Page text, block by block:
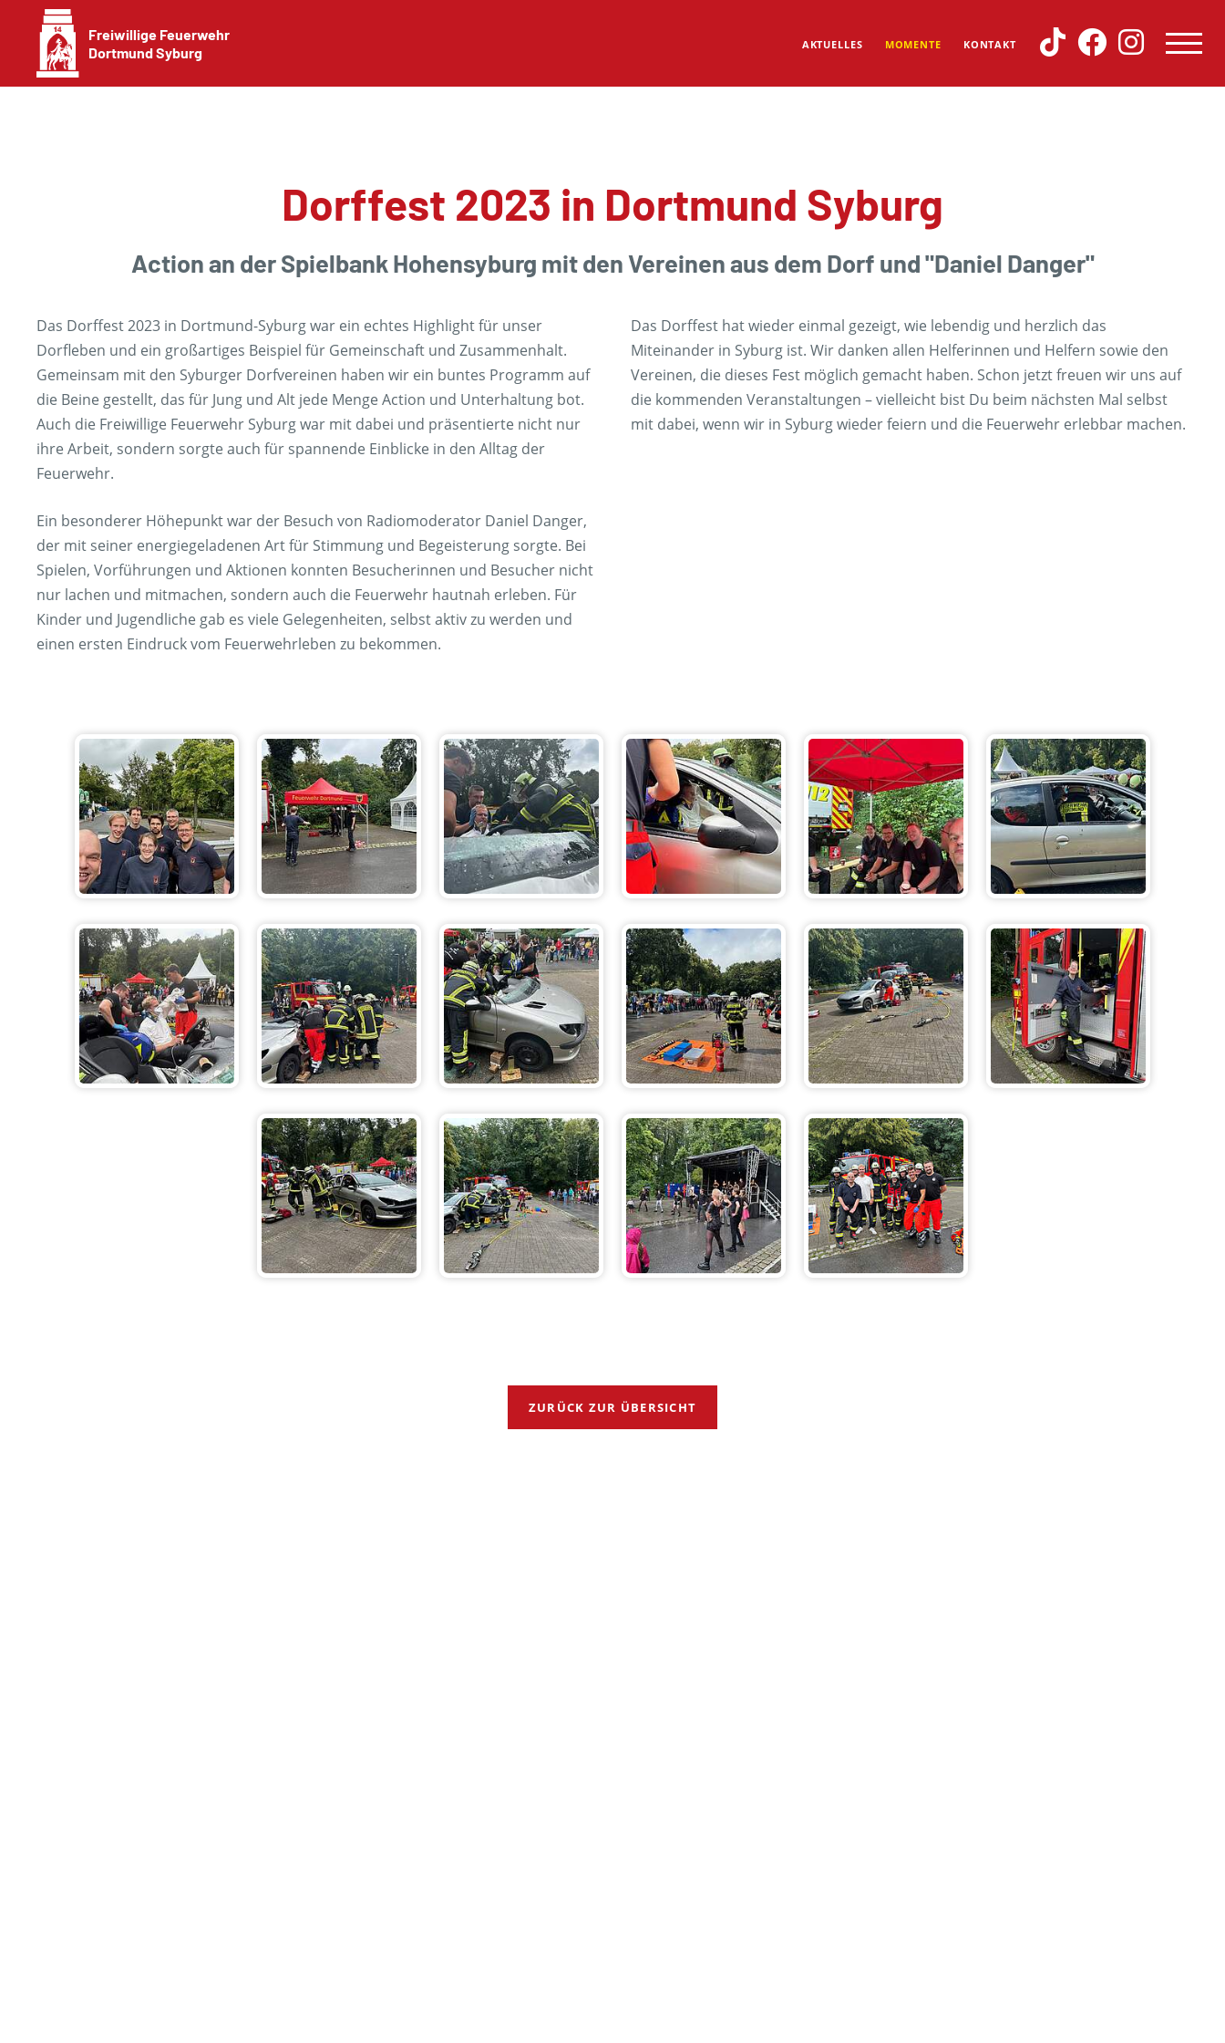
Freiwillige Feuerwehr
Dortmund Syburg
AKTUELLES MOMENTE KONTAKT
Dorffest 2023 in Dortmund Syburg
Action an der Spielbank Hohensyburg mit den Vereinen aus dem Dorf und "Daniel Danger"
Das Dorffest 2023 in Dortmund-Syburg war ein echtes Highlight für unser
Dorfleben und ein großartiges Beispiel für Gemeinschaft und Zusammenhalt.
Gemeinsam mit den Syburger Dorfvereinen haben wir ein buntes Programm auf
die Beine gestellt, das für Jung und Alt jede Menge Action und Unterhaltung bot.
Auch die Freiwillige Feuerwehr Syburg war mit dabei und präsentierte nicht nur
ihre Arbeit, sondern sorgte auch für spannende Einblicke in den Alltag der
Feuerwehr.
Ein besonderer Höhepunkt war der Besuch von Radiomoderator Daniel Danger,
der mit seiner energiegeladenen Art für Stimmung und Begeisterung sorgte. Bei
Spielen, Vorführungen und Aktionen konnten Besucherinnen und Besucher nicht
nur lachen und mitmachen, sondern auch die Feuerwehr hautnah erleben. Für
Kinder und Jugendliche gab es viele Gelegenheiten, selbst aktiv zu werden und
einen ersten Eindruck vom Feuerwehrleben zu bekommen.
Das Dorffest hat wieder einmal gezeigt, wie lebendig und herzlich das
Miteinander in Syburg ist. Wir danken allen Helferinnen und Helfern sowie den
Vereinen, die dieses Fest möglich gemacht haben. Schon jetzt freuen wir uns auf
die kommenden Veranstaltungen – vielleicht bist Du beim nächsten Mal selbst
mit dabei, wenn wir in Syburg wieder feiern und die Feuerwehr erlebbar machen.
ZURÜCK ZUR ÜBERSICHT